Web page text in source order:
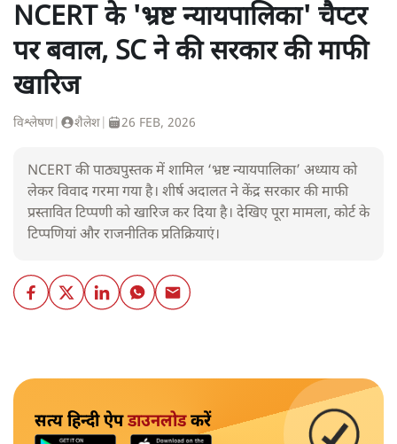
NCERT के 'भ्रष्ट न्यायपालिका' चैप्टर
पर बवाल, SC ने की सरकार की माफी
खारिज
विश्लेषण| शैलेश 26 FEB, 2026
NCERT की पाठ्यपुस्तक में शामिल ‘भ्रष्ट न्यायपालिका’ अध्याय को
लेकर विवाद गरमा गया है। शीर्ष अदालत ने केंद्र सरकार की माफी
प्रस्तावित टिप्पणी को खारिज कर दिया है। देखिए पूरा मामला, कोर्ट के
टिप्पणियां और राजनीतिक प्रतिक्रियाएं।
सत्य हिन्दी ऐपडाउनलोडकरें